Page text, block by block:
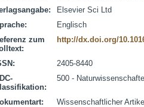
Elsevier Sci Ltd
Englisch
zum
http://dx.doi.org/
2405-8440
500 -
Wissenschaftlicher Artikel